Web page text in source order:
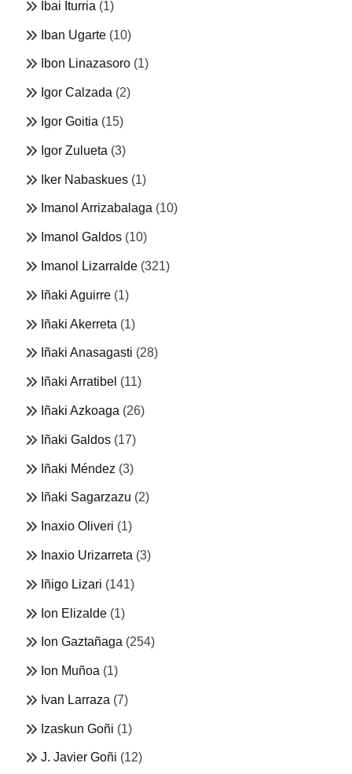
Ibai Iturria (1)
Iban Ugarte (10)
Ibon Linazasoro (1)
Igor Calzada (2)
Igor Goitia (15)
Igor Zulueta (3)
Iker Nabaskues (1)
Imanol Arrizabalaga (10)
Imanol Galdos (10)
Imanol Lizarralde (321)
Iñaki Aguirre (1)
Iñaki Akerreta (1)
Iñaki Anasagasti (28)
Iñaki Arratibel (11)
Iñaki Azkoaga (26)
Iñaki Galdos (17)
Iñaki Méndez (3)
Iñaki Sagarzazu (2)
Inaxio Oliveri (1)
Inaxio Urizarreta (3)
Iñigo Lizari (141)
Ion Elizalde (1)
Ion Gaztañaga (254)
Ion Muñoa (1)
Ivan Larraza (7)
Izaskun Goñi (1)
J. Javier Goñi (12)